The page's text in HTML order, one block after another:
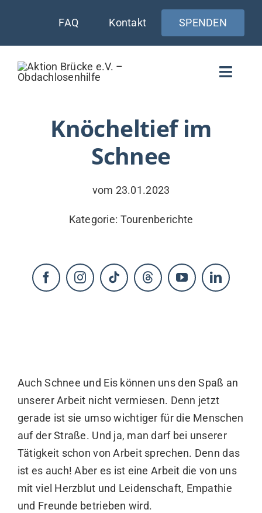
springen
FAQ Kontakt SPENDEN
Toggle
KONTAKT
Knöcheltief im
Schnee
vom 23.01.2023
Kategorie: Tourenberichte
Auch Schnee und Eis können uns den Spaß an
unserer Arbeit nicht vermiesen. Denn jetzt
gerade ist sie umso wichtiger für die Menschen
auf der Straße. Und ja, man darf bei unserer
Tätigkeit schon von Arbeit sprechen. Denn das
ist es auch! Aber es ist eine Arbeit die von uns
mit viel Herzblut und Leidenschaft, Empathie
und Freunde betrieben wird.